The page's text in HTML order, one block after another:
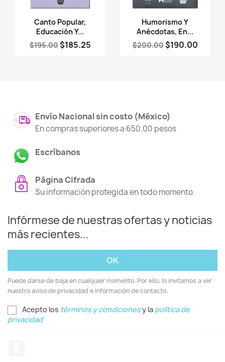
Vista rápida
Canto Popular,
Educación Y...
$195.00 $185.25
Vista rápida
Humorismo Y
Anécdotas, En...
$200.00 $190.00
Envío Nacional sin costo (México)
En compras superiores a 650.00 pesos
Escríbanos
Página Cifrada
Su información protegida en todo momento.
Infórmese de nuestras ofertas y noticias
más recientes...
Puede darse de baja en cualquier momento. Por ello, lo invitamos a ver
nuestro aviso de privacidad e información de contacto.
Acepto los términos y condicionesy la política de
privacidad